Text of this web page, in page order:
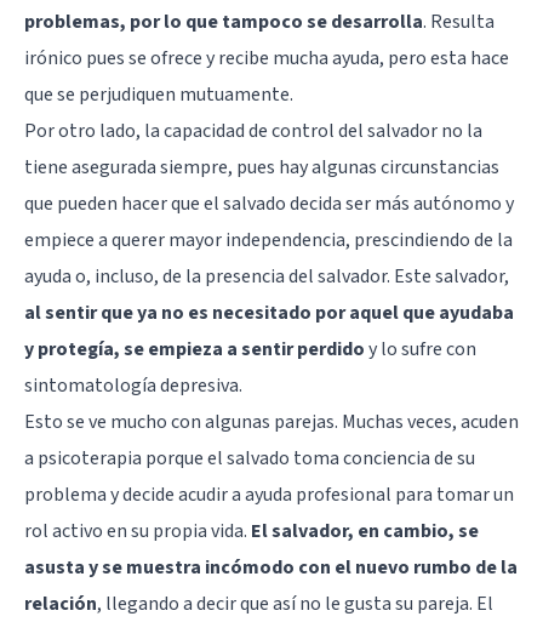
problemas, por lo que tampoco se desarrolla. Resulta
irónico pues se ofrece y recibe mucha ayuda, pero esta hace
que se perjudiquen mutuamente.
Por otro lado, la capacidad de control del salvador no la
tiene asegurada siempre, pues hay algunas circunstancias
que pueden hacer que el salvado decida ser más autónomo y
empiece a querer mayor independencia, prescindiendo de la
ayuda o, incluso, de la presencia del salvador. Este salvador,
al sentir que ya no es necesitado por aquel que ayudaba
y protegía, se empieza a sentir perdidoy lo sufre con
sintomatología depresiva.
Esto se ve mucho con algunas parejas. Muchas veces, acuden
a psicoterapia porque el salvado toma conciencia de su
problema y decide acudir a ayuda profesional para tomar un
rol activo en su propia vida. El salvador, en cambio, se
asusta y se muestra incómodo con el nuevo rumbo de la
relación, llegando a decir que así no le gusta su pareja. El